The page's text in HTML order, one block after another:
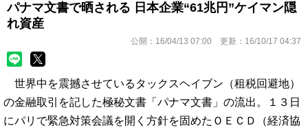
パナマ文書で晒される 日本企業“61兆円”ケイマン隠
れ資産
公開： 16/04/13 07:00 更新： 16/10/17 04:37
世界中を震撼させているタックスヘイブン（租税回避地）
の金融取引を記した極秘文書「パナマ文書」の流出。１３日
にパリで緊急対策会議を開く方針を固めたＯＥＣＤ（経済協